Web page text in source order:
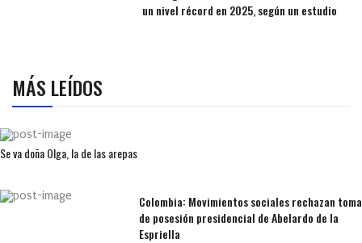
un nivel récord en 2025, según un estudio
MÁS LEÍDOS
Se va doña Olga, la de las arepas
Colombia: Movimientos sociales rechazan toma
de posesión presidencial de Abelardo de la
Espriella